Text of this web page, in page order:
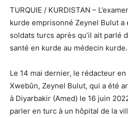
TURQUIE / KURDISTAN –
kurde emprisonné Zeynel Bulut a
soldats turcs après qu’il ait parlé
santé en kurde au médecin kurde.
Le 14 mai dernier, le rédacteur
Xwebûn, Zeynel Bulut, qui a été
à Diyarbakir (Amed) le 16 juin
parler en turc à un hôpital de la